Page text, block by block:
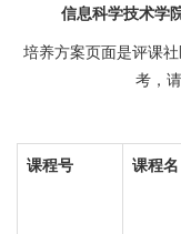
信息科学技术学
培养方案页面是评课
考，
课程号 课程名